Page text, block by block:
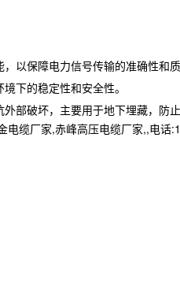
以保障电力信号传输的准确性和
下的稳定性和安全性。
部破坏，主要用于地下埋藏，防止
电缆厂家,赤峰高压电缆厂家,,电话